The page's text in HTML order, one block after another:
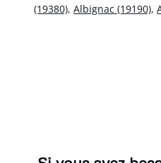
(19380), Albignac (19190),